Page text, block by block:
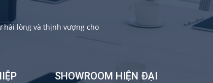
hài lòng và thịnh vượng cho
SHOWROOM HIỆN ĐẠI